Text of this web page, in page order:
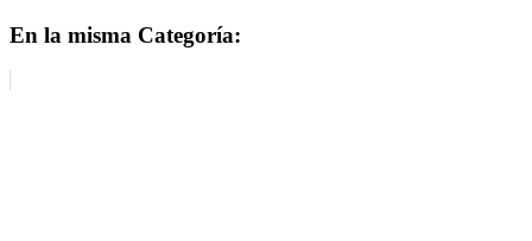
En la misma Categoría: